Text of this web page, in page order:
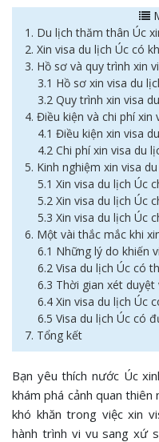
1. Du lịch thăm thân Úc
2. Xin visa du lịch Úc có
3. Hồ sơ và quy trình xin
3.1 Hồ sơ xin visa du
3.2 Quy trình xin visa
4. Điều kiện và chi phí xin
4.1 Điều kiện xin visa
4.2 Chi phí xin visa du
5. Kinh nghiệm xin visa
5.1 Xin visa du lịch Úc
5.2 Xin visa du lịch Úc
5.3 Xin visa du lịch Úc
6. Một vài thắc mắc khi
6.1 Những lý do khiến
6.2 Visa du lịch Úc có
6.3 Thời gian xét
6.4 Xin visa du lịch Úc
6.5 Visa du lịch Úc có
7. Tổng kết
Bạn yêu thích nước Úc
khám phá cảnh quan
khó khăn trong việc xin
hành trình vi vu sang xứ